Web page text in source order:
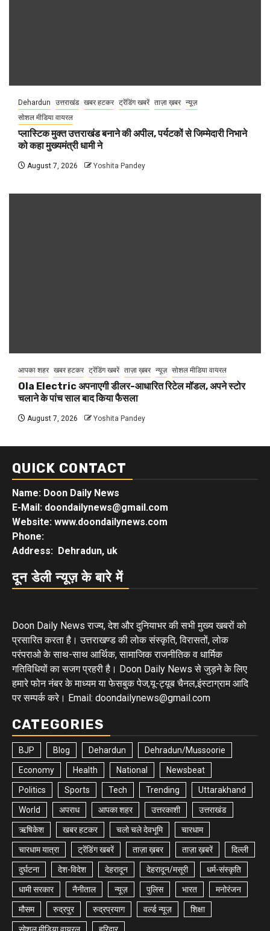
Dehardun उत्तराखंड खबर हटकर ट्रेंडिंग खबरें ताज़ा ख़बर न्यूज़
सोशल मीडिया वायरल
प्लास्टिक मुक्त उत्तराखंड बनाने की अपील, पर्यटकों से जिम्मेदारी निभाने
को कहा मुख्यमंत्री धामी ने
August 7, 2026 Yoshita Pandey
आपका शहर खबर हटकर ट्रेंडिंग खबरें ताज़ा ख़बर न्यूज़ सोशल मीडिया वायरल
Ola Electric अपनाएगी डीलर-आधारित रिटेल मॉडल, अपने स्टोर
चलाने के पांच साल बाद किया फैसला
August 7, 2026 Yoshita Pandey
QUICK CONTACT
Name: Doon Daily News
E-Mail: doondailynews@gmail.com
Website: www.doondailynews.com
Phone:
Address: Dehradun, uk
दून डेली न्यूज़ के बारे में
Doon Daily News राज्य, देश और दुनियाभर की सभी मुख्य खबरों को
प्रसारित करता है। उत्तराखण्ड की लोक संस्कृति, विरासतों, लोक
परंपराओ के साथ-साथ आर्थिक, सामाजिक राजनीतिक व धार्मिक
गतिविधियों का सजग प्रहरी है। Doon Daily News से जुड़ने के लिए
हमारे फोन नंबर के माध्यम या फेसबुक पेज,यू-ट्यूब चैनल,इंस्टाग्राम आदि
पर सम्पर्क करे। Email: doondailynews@gmail.com
CATEGORIES
BJP Blog Dehardun Dehradun/Mussoorie
Economy Health National Newsbeat
Politics Sports Tech Trending Uttarakhand
World अपराध आपका शहर उत्तरकाशी उत्तराखंड
ऋषिकेश खबर हटकर चलो चले देवभूमि चारधाम
चारधाम यात्रा ट्रेंडिंग खबरें ताज़ा ख़बर ताज़ा ख़बरें दिल्ली
दुर्घटना देश-विदेश देहरादून देहरादून/मसूरी धर्म-संस्कृति
धामी सरकार नैनीताल न्यूज़ पुलिस भारत मनोरंजन
मौसम रुद्रपुर रुद्रप्रयाग वर्ल्ड न्यूज़ शिक्षा